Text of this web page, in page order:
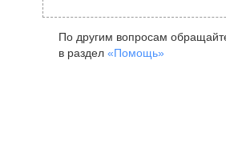
По другим вопросам
в раздел «Помощь»